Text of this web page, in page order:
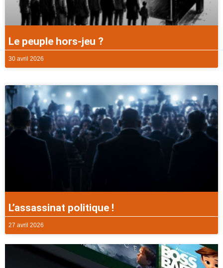
Le peuple hors-jeu ?
30 avril 2026
L’assassinat politique !
27 avril 2026